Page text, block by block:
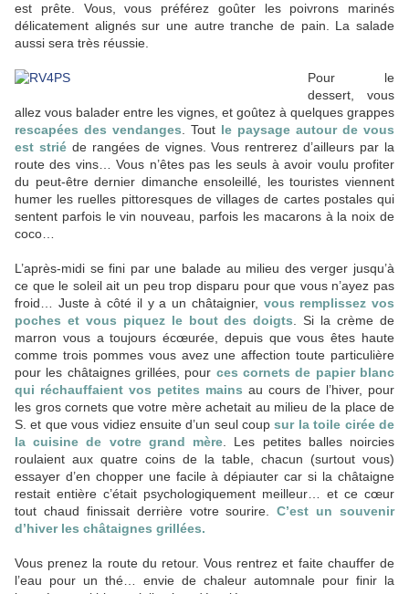
est prête. Vous, vous préférez goûter les poivrons marinés
délicatement alignés sur une autre tranche de pain. La salade
aussi sera très réussie.
Pour le
dessert, vous
allez vous balader entre les vignes, et goûtez à quelques grappes
rescapées des vendanges . Tout le paysage autour de vous
est striéde rangées de vignes. Vous rentrerez d’ailleurs par la
route des vins… Vous n’êtes pas les seuls à avoir voulu profiter
du peut-être dernier dimanche ensoleillé, les touristes viennent
humer les ruelles pittoresques de villages de cartes postales qui
sentent parfois le vin nouveau, parfois les macarons à la noix de
coco…
L’après-midi se fini par une balade au milieu des verger jusqu’à
ce que le soleil ait un peu trop disparu pour que vous n’ayez pas
froid… Juste à côté il y a un châtaignier, vous remplissez vos
poches et vous piquez le bout des doigts . Si la crème de
marron vous a toujours écœurée, depuis que vous êtes haute
comme trois pommes vous avez une affection toute particulière
pour les châtaignes grillées, pour ces cornets de papier blanc
qui réchauffaient vos petites mains au cours de l’hiver, pour
les gros cornets que votre mère achetait au milieu de la place de
S. et que vous vidiez ensuite d’un seul coupsur la toile cirée de
la cuisine de votre grand mère . Les petites balles noircies
roulaient aux quatre coins de la table, chacun (surtout vous)
essayer d’en chopper une facile à dépiauter car si la châtaigne
restait entière c’était psychologiquement meilleur… et ce cœur
tout chaud finissait derrière votre sourire.C’est un souvenir
d’hiver les châtaignes grillées.
Vous prenez la route du retour. Vous rentrez et faite chauffer de
l’eau pour un thé… envie de chaleur automnale pour finir la